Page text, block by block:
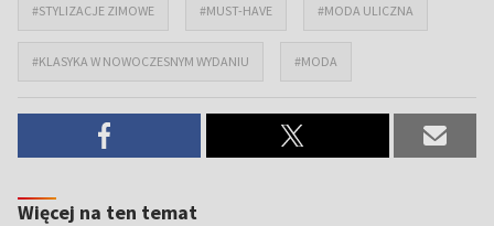
#STYLIZACJE ZIMOWE #MUST-HAVE #MODA ULICZNA
#KLASYKA W NOWOCZESNYM WYDANIU #MODA
Więcej na ten temat